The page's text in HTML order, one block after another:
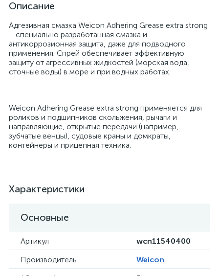
Описание
Адгезивная смазка Weicon Adhering Grease extra strong
– специально разработанная смазка и
антикоррозионная защита, даже для подводного
применения. Спрей обеспечивает эффективную
защиту от агрессивных жидкостей (морская вода,
сточные воды) в море и при водных работах.
Weicon Adhering Grease extra strong применяется для
роликов и подшипников скольжения, рычаги и
направляющие, открытые передачи (например,
зубчатые венцы), судовые краны и домкраты,
контейнеры и прицепная техника.
Характеристики
Основные
Артикул
wcn11540400
Производитель
Weicon